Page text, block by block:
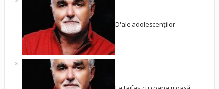
D'ale adolescenților